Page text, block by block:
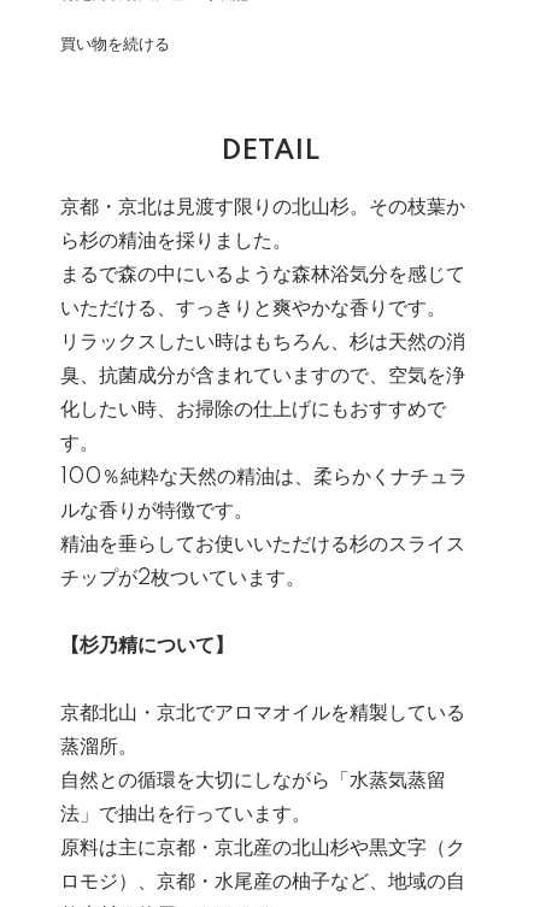
買い物を続ける
DETAIL
京都・京北は見渡す限りの北山杉。その枝葉か
ら杉の精油を採りました。
まるで森の中にいるような森林浴気分を感じて
いただける、すっきりと爽やかな香りです。
リラックスしたい時はもちろん、杉は天然の消
臭、抗菌成分が含まれていますので、空気を浄
化したい時、お掃除の仕上げにもおすすめで
す。
100％純粋な天然の精油は、柔らかくナチュラ
ルな香りが特徴です。
精油を垂らしてお使いいただける杉のスライス
チップが2枚ついています。
【杉乃精について】
京都北山・京北でアロマオイルを精製している
蒸溜所。
自然との循環を大切にしながら「水蒸気蒸留
法」で抽出を行っています。
原料は主に京都・京北産の北山杉や黒文字（ク
ロモジ）、京都・水尾産の柚子など、地域の自